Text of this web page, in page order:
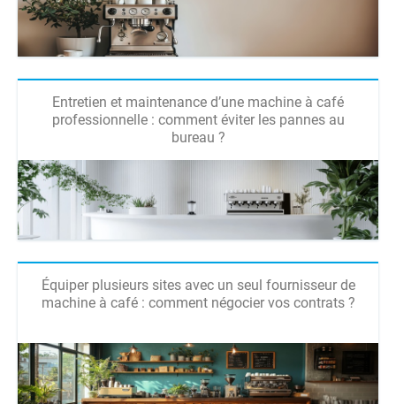
Entretien et maintenance d’une machine à café
professionnelle : comment éviter les pannes au
bureau ?
Équiper plusieurs sites avec un seul fournisseur de
machine à café : comment négocier vos contrats ?